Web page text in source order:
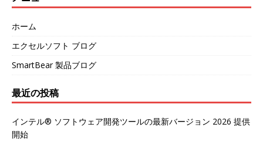
ホーム
エクセルソフト ブログ
SmartBear 製品ブログ
最近の投稿
インテル® ソフトウェア開発ツールの最新バージョン 2026 提供
開始